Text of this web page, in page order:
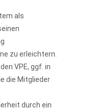
als
zu erleichtern.
VPE, ggf. in
die Mitglieder
durch ein